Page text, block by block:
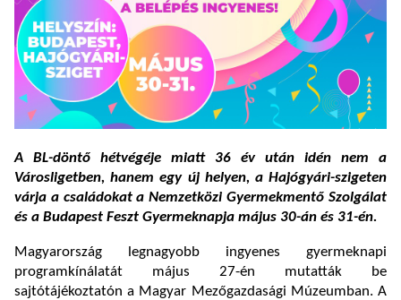
A BL-döntő hétvégéje miatt 36 év után idén nem a
Városligetben, hanem egy új helyen, a Hajógyári-szigeten
várja a családokat a Nemzetközi Gyermekmentő Szolgálat
és a Budapest Feszt Gyermeknapja május 30-án és 31-én.
Magyarország legnagyobb ingyenes gyermeknapi
programkínálatát május 27-én mutatták be
sajtótájékoztatón a Magyar Mezőgazdasági Múzeumban. A